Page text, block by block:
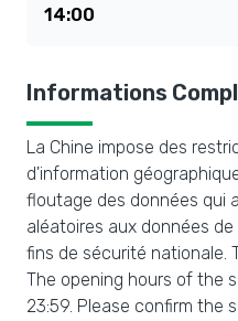
14:00
Informations
La Chine impose des
d'information
floutage des données qui
aléatoires aux données
fins de sécurité nationale.
The opening hours of the
23:59. Please confirm the